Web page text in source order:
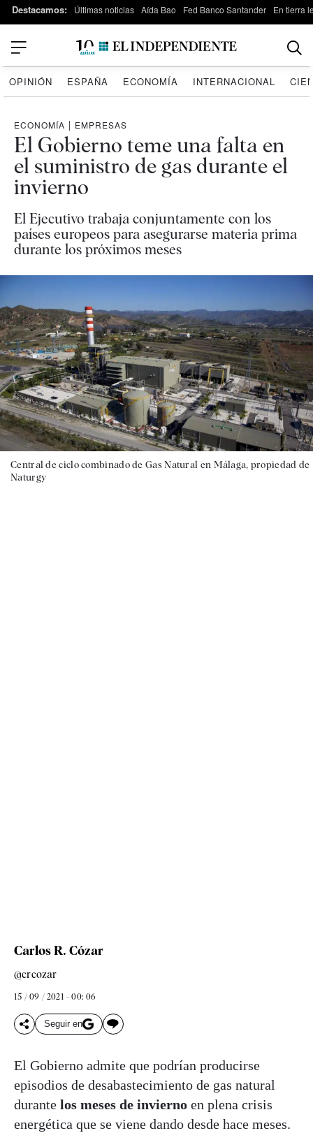
Destacamos: Últimas noticias Aída Bao Fed Banco Santander En tierra
OPINIÓN ESPAÑA ECONOMÍA INTERNACIONAL
ECONOMÍA | EMPRESAS
El Gobierno teme una falta en
el suministro de gas durante el
invierno
El Ejecutivo trabaja conjuntamente con los
países europeos para asegurarse materia prima
durante los próximos meses
Central de ciclo combinado de Gas Natural en Málaga, propiedad de
Naturgy
Carlos R. Cózar
@crcozar
15 / 09 / 2021 - 00: 06
Seguir en
El Gobierno admite que podrían producirse
episodios de desabastecimiento de gas natural
durante los meses de invierno en plena crisis
energética que se viene dando desde hace meses.